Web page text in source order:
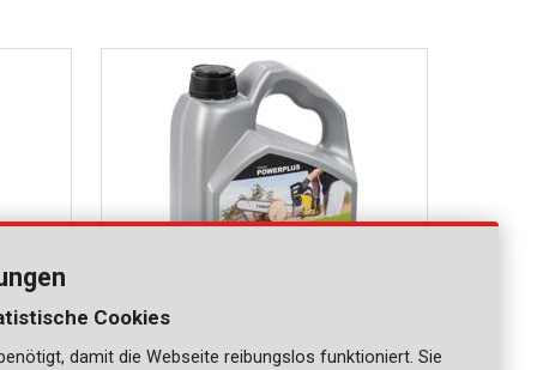
Cookies
damit die Webseite reibungslos funktioniert. Sie